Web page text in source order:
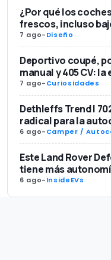
¿Por qué los
frescos, incluso
7 ago-Diseño
Deportivo coupé,
manual y 405 CV:
7 ago-Curiosidades
Dethleffs Trend I
radical para la
6 ago-Camper /
Este Land Rover
tiene más
6 ago-InsideEVs